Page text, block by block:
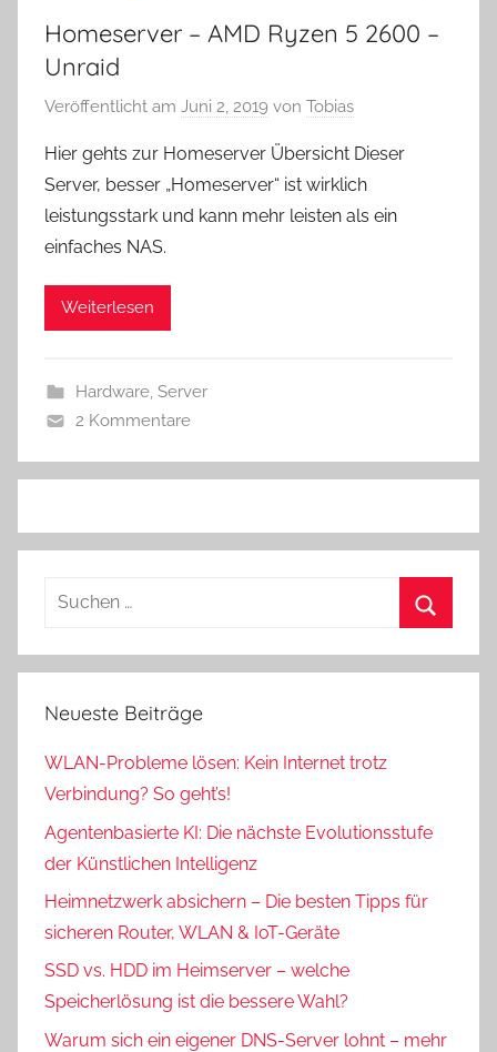
Homeserver – AMD Ryzen 5 2600 –
Unraid
Veröffentlicht am Juni 2, 2019 von Tobias
Hier gehts zur Homeserver Übersicht Dieser
Server, besser „Homeserver“ ist wirklich
leistungsstark und kann mehr leisten als ein
einfaches NAS.
Weiterlesen
Hardware, Server
2 Kommentare
Suchen
Neueste Beiträge
WLAN-Probleme lösen: Kein Internet trotz
Verbindung? So geht’s!
Agentenbasierte KI: Die nächste Evolutionsstufe
der Künstlichen Intelligenz
Heimnetzwerk absichern – Die besten Tipps für
sicheren Router, WLAN & IoT-Geräte
SSD vs. HDD im Heimserver – welche
Speicherlösung ist die bessere Wahl?
Warum sich ein eigener DNS-Server lohnt – mehr